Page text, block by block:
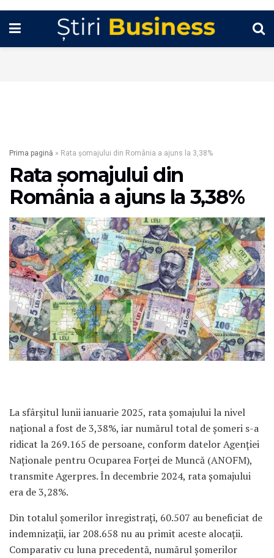
Prima pagină » Rata șomajului din România a ajuns la 3,38%
Rata șomajului din
România a ajuns la 3,38%
La sfârșitul lunii ianuarie 2025, rata șomajului la nivel
național a fost de 3,38%, iar numărul total de șomeri s-a
ridicat la 269.165 de persoane, conform datelor Agenției
Naționale pentru Ocuparea Forței de Muncă (ANOFM),
transmite Agerpres. În decembrie 2024, rata șomajului
era de 3,28%.
Din totalul șomerilor înregistrați, 60.507 au beneficiat de
indemnizații, iar 208.658 nu au primit aceste alocații.
Comparativ cu luna precedentă, numărul șomerilor